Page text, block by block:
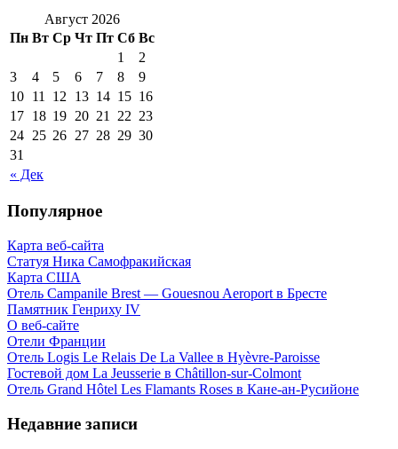
Август 2026
Пн Вт Ср Чт Пт Сб Вс
« Дек
1
2
3
4 5 6 7 8
9
10 11 12 13 14 15 16
17 18 19 20 21 22 23
24 25 26 27 28 29 30
31
Популярное
Карта веб-сайта
Статуя Ника Самофракийская
Карта США
Отель Campanile Brest — Gouesnou Aeroport в Бресте
Памятник Генриху IV
О веб-сайте
Отели Франции
Отель Logis Le Relais De La Vallee в Hyèvre-Paroisse
Гостевой дом La Jeusserie в Châtillon-sur-Colmont
Отель Grand Hôtel Les Flamants Roses в Кане-ан-Русийоне
Недавние записи